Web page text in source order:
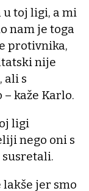
u toj ligi, a mi
nam je toga
protivnika,
nije
ali s
kaže Karlo.
ligi
nego oni s
jer smo